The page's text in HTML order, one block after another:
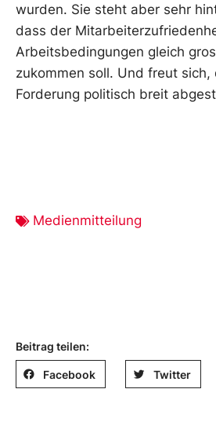
wurden. Sie steht aber sehr
dass der
Arbeitsbedingungen gleich
zukommen soll. Und freut sich,
Forderung politisch breit
Medienmitteilung
Beitrag teilen:
Facebook Twitter